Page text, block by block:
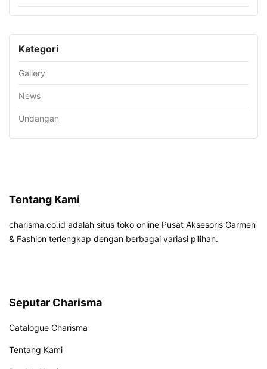
Kategori
Gallery
News
Undangan
Tentang Kami
charisma.co.id adalah situs toko online Pusat Aksesoris Garmen
& Fashion terlengkap dengan berbagai variasi pilihan.
Seputar Charisma
Catalogue Charisma
Tentang Kami